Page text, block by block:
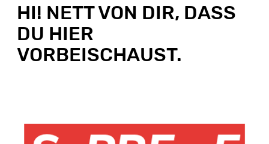
HI! NETT VON DIR, DASS D
U HIER V
ORBEISCHAUST.